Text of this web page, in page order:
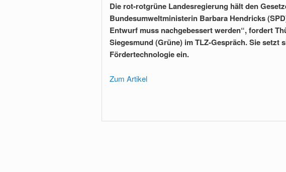
Die rot-rot­grüne Landesregierung hält den
Bundesumweltministerin Barbara Hendricks
Entwurf muss nachgebessert werden“, fordert
Siegesmund (Grüne) im TLZ-Gespräch. Sie
Fördertechnologie ein.
Zum Artikel